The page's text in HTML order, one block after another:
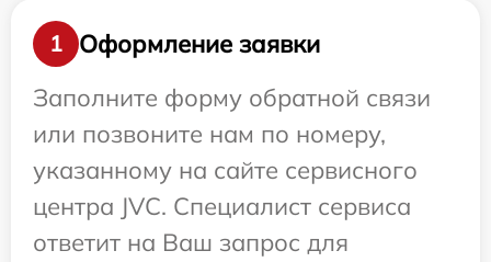
1
Оформление заявки
Заполните форму обратной связи
или позвоните нам по номеру,
указанному на сайте сервисного
центра JVC. Специалист сервиса
ответит на Ваш запрос для